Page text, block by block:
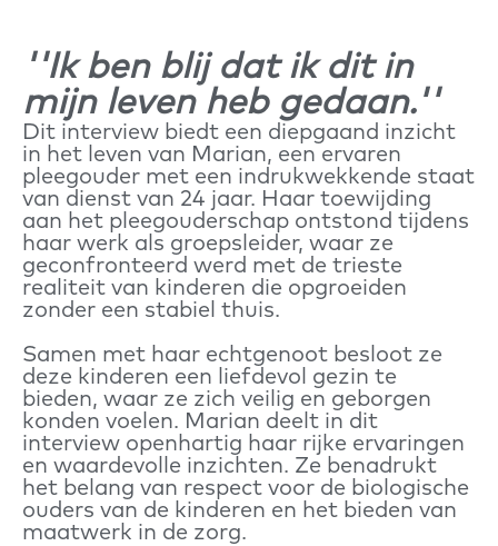
''Ik ben blij dat ik dit in
mijn leven heb gedaan.''
Dit interview biedt een diepgaand inzicht
in het leven van Marian, een ervaren
pleegouder met een indrukwekkende staat
van dienst van 24 jaar. Haar toewijding
aan het pleegouderschap ontstond tijdens
haar werk als groepsleider, waar ze
geconfronteerd werd met de trieste
realiteit van kinderen die opgroeiden
zonder een stabiel thuis.
Samen met haar echtgenoot besloot ze
deze kinderen een liefdevol gezin te
bieden, waar ze zich veilig en geborgen
konden voelen. Marian deelt in dit
interview openhartig haar rijke ervaringen
en waardevolle inzichten. Ze benadrukt
het belang van respect voor de biologische
ouders van de kinderen en het bieden van
maatwerk in de zorg.